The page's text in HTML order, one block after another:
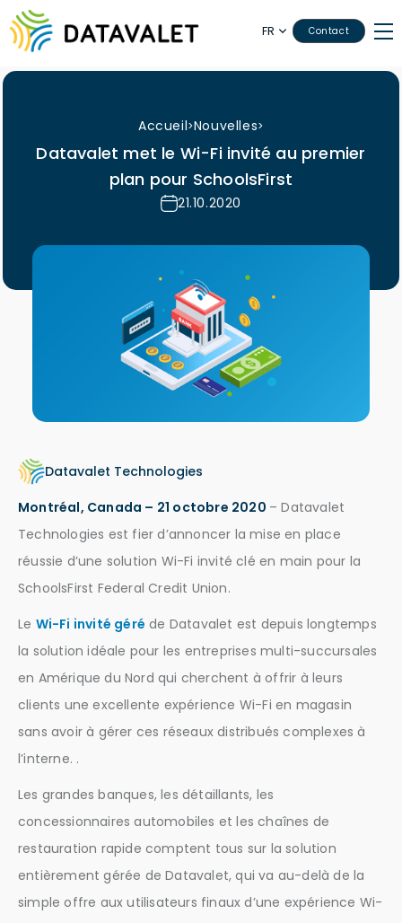
FR Contact
Accueil>Nouvelles>
Datavalet met le Wi-Fi invité au premier
plan pour SchoolsFirst
21.10.2020
Datavalet Technologies
Montréal, Canada – 21 octobre 2020 – Datavalet
Technologies est fier d’annoncer la mise en place
réussie d’une solution Wi-Fi invité clé en main pour la
SchoolsFirst Federal Credit Union.
Le Wi-Fi invité géré de Datavalet est depuis longtemps
la solution idéale pour les entreprises multi-succursales
en Amérique du Nord qui cherchent à offrir à leurs
clients une excellente expérience Wi-Fi en magasin
sans avoir à gérer ces réseaux distribués complexes à
l’interne. .
Les grandes banques, les détaillants, les
concessionnaires automobiles et les chaînes de
restauration rapide comptent tous sur la solution
entièrement gérée de Datavalet, qui va au-delà de la
simple offre aux utilisateurs finaux d’une expérience Wi-